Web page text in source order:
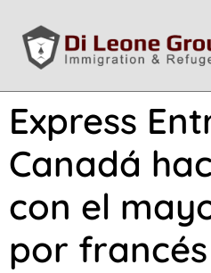
Express
Canadá
con el
por francés